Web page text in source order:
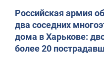
Российская армия
два соседних
дома в Харькове:
более 20